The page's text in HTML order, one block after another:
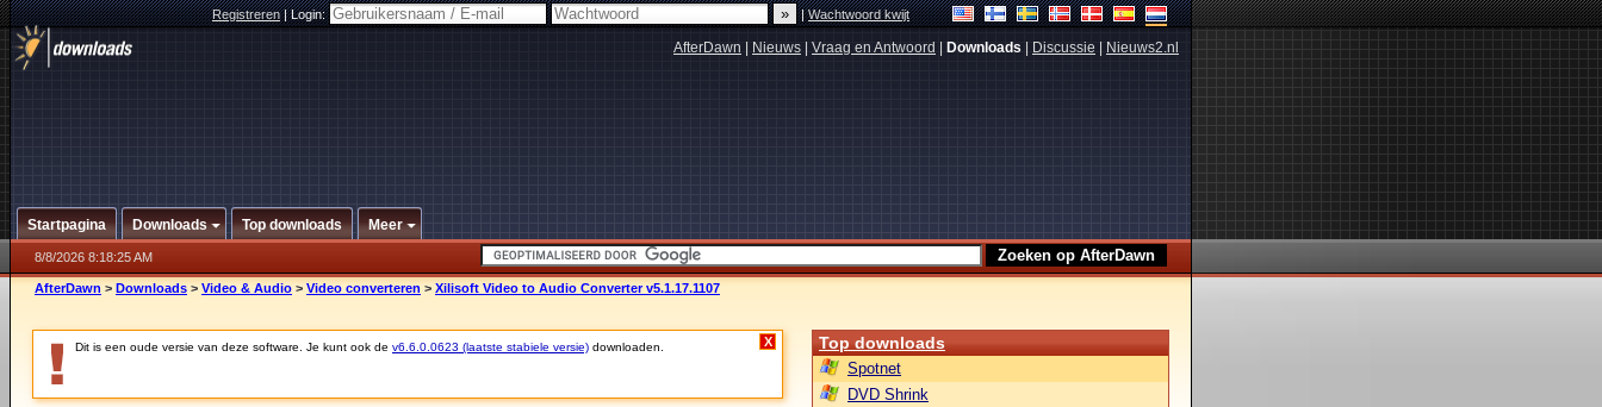
Registreren|Login: |Wachtwoord kwijt
AfterDawn Nieuws Vraag en Antwoord Downloads Discussie Nieuws2.nl
Startpagina Downloads Top downloads Meer
8/8/2026 8:18:25 AM
AfterDawn > Downloads > Video & Audio > Video converteren > Xilisoft Video to Audio Converter v5.1.17.1107
Dit is een oude versie van deze software. Je kunt ook de v6.6.0.0623 (laatste stabiele versie) downloaden. X Top downloads
Spotnet
DVD Shrink